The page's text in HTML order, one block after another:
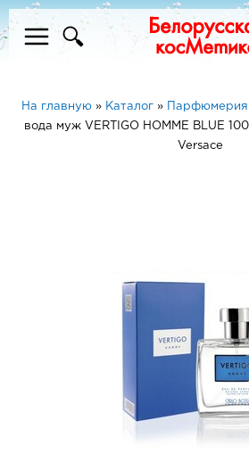
На главную » Каталог » Парфюмерия
вода муж VERTIGO HOMME BLUE
Versace